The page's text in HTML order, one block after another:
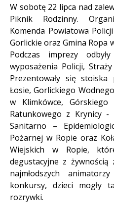
Treść
W sobotę 22 lipca nad
Piknik Rodzinny.
Komenda Powiatowa
Gorlickie oraz Gmina Ropa
Podczas imprezy
wyposażenia Policji,
Prezentowały się stoiska
Łosie, Gorlickiego
w Klimkówce, Górskiego
Ratunkowego z Krynicy -
Sanitarno –
Pożarnej w Ropie oraz
Wiejskich w Ropie,
degustacyjne z
najmłodszych
konkursy, dzieci mogły
rozrywki.